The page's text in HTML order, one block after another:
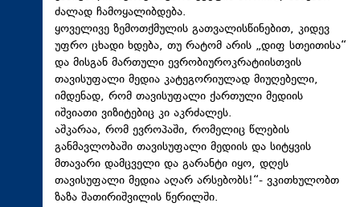
ძალად ჩამოყალიბდება.
ყოველივე ზემოთქმულის გათვალისწინებით, კიდევ
უფრო ცხადი ხდება, თუ რატომ არის „დიფ სთეითისა“
და მისგან მართული ევრობიუროკრატიისთვის
თავისუფალი მედია კატეგორიულად მიუღებელი,
იმდენად, რომ თავისუფალი ქართული მედიის
იშვიათი ვიზიტებიც კი აკრძალეს.
აშკარაა, რომ ევროპაში, რომელიც წლების
განმავლობაში თავისუფალი მედიის და სიტყვის
მთავარი დამცველი და გარანტი იყო, დღეს
თავისუფალი მედია აღარ არსებობს!“- ვკითხულობთ
ზაზა შათირიშვილის წერილში.